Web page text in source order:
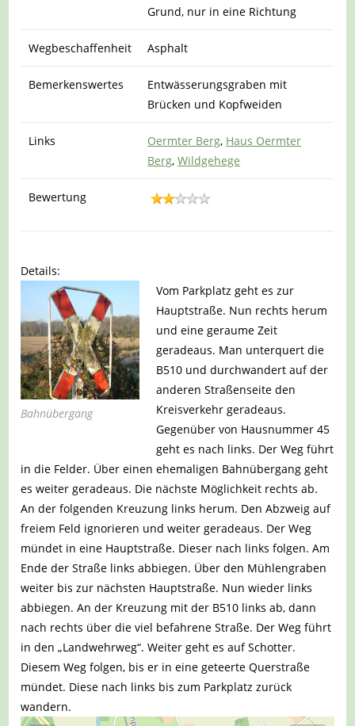
Grund, nur in eine Richtung
Wegbeschaffenheit Asphalt
Bemerkenswertes
Entwässerungsgraben mit
Brücken und Kopfweiden
Links Oermter Berg, Haus Oermter
Berg,Wildgehege
Bewertung
Details:
Bahnübergang
Vom Parkplatz geht es zur
Hauptstraße. Nun rechts herum
und eine geraume Zeit
geradeaus. Man unterquert die
B510 und durchwandert auf der
anderen Straßenseite den
Kreisverkehr geradeaus.
Gegenüber von Hausnummer 45
geht es nach links. Der Weg führt
in die Felder. Über einen ehemaligen Bahnübergang geht
es weiter geradeaus. Die nächste Möglichkeit rechts ab.
An der folgenden Kreuzung links herum. Den Abzweig auf
freiem Feld ignorieren und weiter geradeaus. Der Weg
mündet in eine Hauptstraße. Dieser nach links folgen. Am
Ende der Straße links abbiegen. Über den Mühlengraben
weiter bis zur nächsten Hauptstraße. Nun wieder links
abbiegen. An der Kreuzung mit der B510 links ab, dann
nach rechts über die viel befahrene Straße. Der Weg führt
in den „Landwehrweg“. Weiter geht es auf Schotter.
Diesem Weg folgen, bis er in eine geteerte Querstraße
mündet. Diese nach links bis zum Parkplatz zurück
wandern.